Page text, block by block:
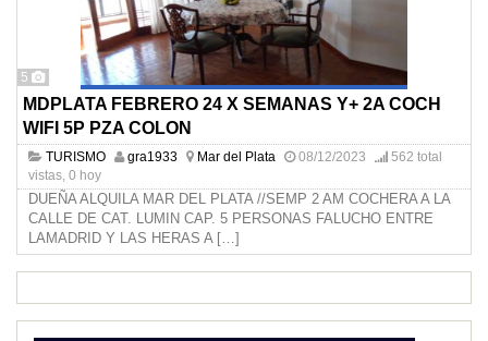
5
MDPLATA FEBRERO 24 X SEMANAS Y+ 2A COCH
WIFI 5P PZA COLON
TURISMO gra1933 Mar del Plata 08/12/2023
562 total
vistas, 0 hoy
DUEÑA ALQUILA MAR DEL PLATA //SEMP 2 AM COCHERA A LA
CALLE DE CAT. LUMIN CAP. 5 PERSONAS FALUCHO ENTRE
LAMADRID Y LAS HERAS A […]